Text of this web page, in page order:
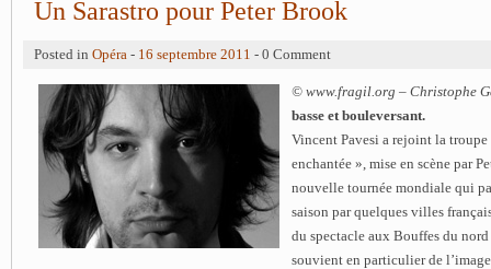
Un Sarastro pour Peter Brook
Posted in Opéra - 16 septembre 2011 - 0 Comment
© www.fragil.org – Christophe
basse et bouleversant.
Vincent Pavesi a rejoint la troupe
enchantée », mise en scène par
nouvelle tournée mondiale qui
saison par quelques villes
du spectacle aux Bouffes du nord
souvient en particulier de